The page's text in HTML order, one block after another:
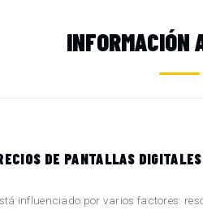
INFORMACIÓN
DE PANTALLAS
influenciado por varios factores: